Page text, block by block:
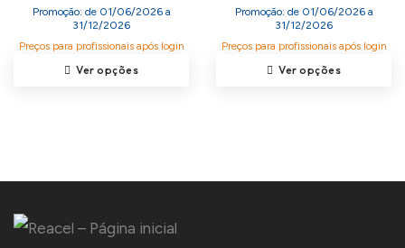
Promoção: de 01/06/2026 a
31/12/2026
Preços para profissionais após login
Ver opções
Promoção: de 01/06/2026 a
31/12/2026
Preços para profissionais após login
Ver opções